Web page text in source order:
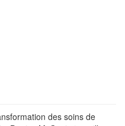
des soins de